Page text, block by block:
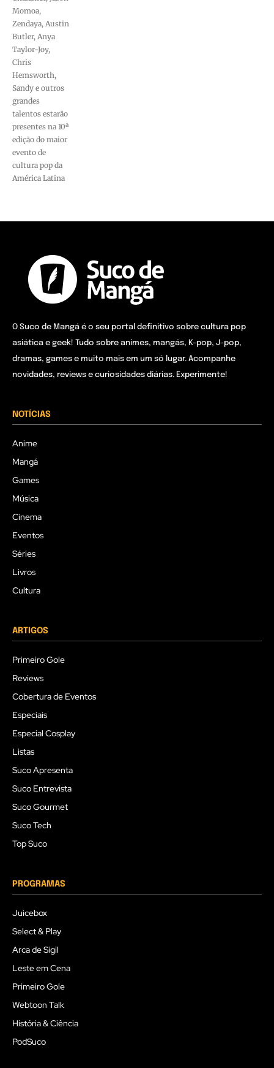
Momoa,
Zendaya, Austin
Butler, Anya
Taylor-Joy,
Chris
Hemsworth,
Sandy e outros
grandes
talentos estarão
presentes na 10ª
edição do maior
evento de
cultura pop da
América Latina
O Suco de Mangá é o seu portal definitivo sobre cultura pop
asiática e geek! Tudo sobre animes, mangás, K-pop, J-pop,
dramas, games e muito mais em um só lugar. Acompanhe
novidades, reviews e curiosidades diárias. Experimente!
NOTÍCIAS
Anime
Mangá
Games
Música
Cinema
Eventos
Séries
Livros
Cultura
ARTIGOS
Primeiro Gole
Reviews
Cobertura de Eventos
Especiais
Especial Cosplay
Listas
Suco Apresenta
Suco Entrevista
Suco Gourmet
Suco Tech
Top Suco
PROGRAMAS
Juicebox
Select & Play
Arca de Sigil
Leste em Cena
Primeiro Gole
Webtoon Talk
História & Ciência
PodSuco